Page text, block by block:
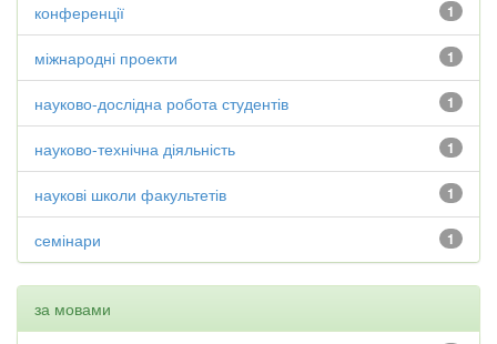
1
конференції
1
міжнародні проекти
1
науково-дослідна робота студентів
1
науково-технічна діяльність
1
наукові школи факультетів
1
семінари
за мовами